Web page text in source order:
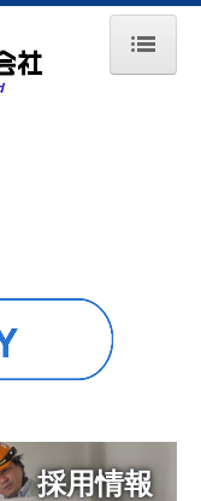
採用情報